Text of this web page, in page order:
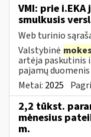
VMI: prie
smulkusis
Web turinio
Valstybinė
artėja paskutinis
pajamų
Metai: 2025
2,2 tūkst.
mėnesius
m.